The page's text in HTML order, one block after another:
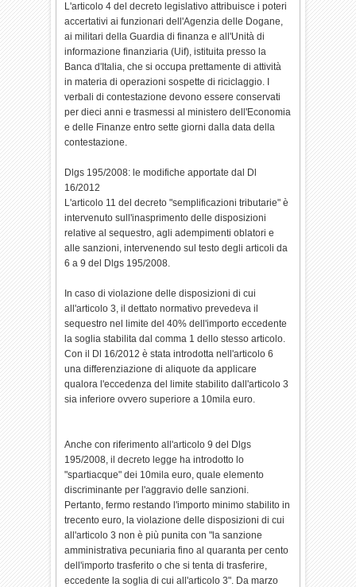
L'articolo 4 del decreto legislativo attribuisce i poteri
accertativi ai funzionari dell'Agenzia delle Dogane,
ai militari della Guardia di finanza e all'Unità di
informazione finanziaria (Uif), istituita presso la
Banca d'Italia, che si occupa prettamente di attività
in materia di operazioni sospette di riciclaggio. I
verbali di contestazione devono essere conservati
per dieci anni e trasmessi al ministero dell'Economia
e delle Finanze entro sette giorni dalla data della
contestazione.
Dlgs 195/2008: le modifiche apportate dal Dl
16/2012
L'articolo 11 del decreto "semplificazioni tributarie" è
intervenuto sull'inasprimento delle disposizioni
relative al sequestro, agli adempimenti oblatori e
alle sanzioni, intervenendo sul testo degli articoli da
6 a 9 del Dlgs 195/2008.
In caso di violazione delle disposizioni di cui
all'articolo 3, il dettato normativo prevedeva il
sequestro nel limite del 40% dell'importo eccedente
la soglia stabilita dal comma 1 dello stesso articolo.
Con il Dl 16/2012 è stata introdotta nell'articolo 6
una differenziazione di aliquote da applicare
qualora l'eccedenza del limite stabilito dall'articolo 3
sia inferiore ovvero superiore a 10mila euro.
Anche con riferimento all'articolo 9 del Dlgs
195/2008, il decreto legge ha introdotto lo
"spartiacque" dei 10mila euro, quale elemento
discriminante per l'aggravio delle sanzioni.
Pertanto, fermo restando l'importo minimo stabilito in
trecento euro, la violazione delle disposizioni di cui
all'articolo 3 non è più punita con "la sanzione
amministrativa pecuniaria fino al quaranta per cento
dell'importo trasferito o che si tenta di trasferire,
eccedente la soglia di cui all'articolo 3". Da marzo